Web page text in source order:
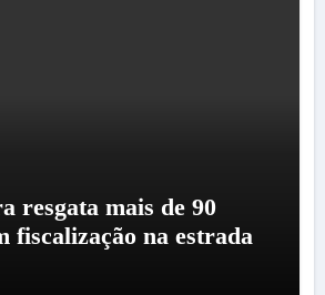
resgata mais de 90
fiscalização na estrada